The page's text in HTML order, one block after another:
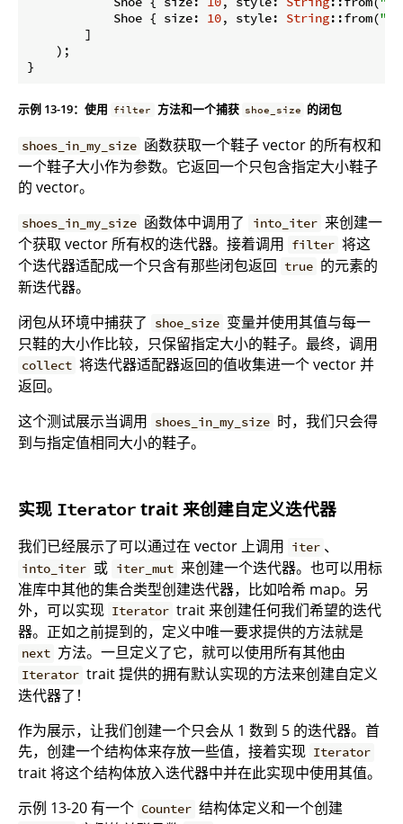
            Shoe { size:
10, style: String::from(
        ]
    );
示例 13-19：使用 filter 方法和一个捕获 shoe_size 的闭包
shoes_in_my_size 函数获取一个鞋子 vector 的所有权和
一个鞋子大小作为参数。它返回一个只包含指定大小鞋子
的 vector。
shoes_in_my_size 函数体中调用了 into_iter 来创建一
个获取 vector 所有权的迭代器。接着调用 filter 将这
个迭代器适配成一个只含有那些闭包返回 true 的元素的
新迭代器。
闭包从环境中捕获了
shoe_size 变量并使用其值与每一
只鞋的大小作比较，只保留指定大小的鞋子。最终，调用
collect 将迭代器适配器返回的值收集进一个 vector 并
返回。
这个测试展示当调用 shoes_in_my_size 时，我们只会得
到与指定值相同大小的鞋子。
实现 Iterator trait 来创建自定义迭代器
我们已经展示了可以通过在 vector 上调用 iter 、
into_iter 或 iter_mut 来创建一个迭代器。也可以用标
准库中其他的集合类型创建迭代器，比如哈希 map。另
外，可以实现 Iterator trait 来创建任何我们希望的迭代
器。正如之前提到的，定义中唯一要求提供的方法就是
next 方法。一旦定义了它，就可以使用所有其他由
Iterator trait 提供的拥有默认实现的方法来创建自定义
迭代器了！
作为展示，让我们创建一个只会从 1 数到 5 的迭代器。首
先，创建一个结构体来存放一些值，接着实现 Iterator
trait 将这个结构体放入迭代器中并在此实现中使用其值。
示例 13-20 有一个 Counter 结构体定义和一个创建